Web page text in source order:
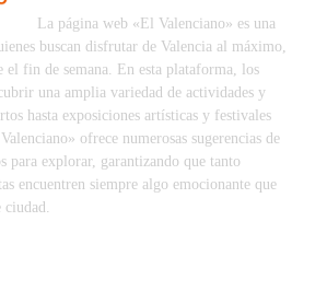
La página web «El Valenciano» es una
buscan disfrutar de Valencia al máximo,
el fin de semana. En esta plataforma, los
una amplia variedad de actividades y
hasta exposiciones artísticas y festivales
ofrece numerosas sugerencias de
para explorar, garantizando que tanto
encuentren siempre algo emocionante que